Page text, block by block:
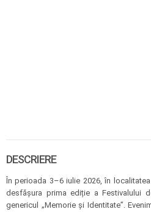
DESCRIERE
În perioada 3–6 iulie 2026, în
desfășura prima ediție a Festivalului
genericul „Memorie și Identitate”.